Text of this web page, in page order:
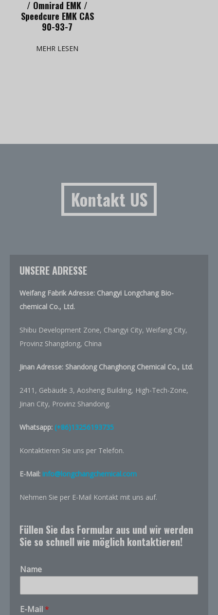
/ Omnirad EMK /
Speedcure EMK CAS
90-93-7
MEHR LESEN
Kontakt US
UNSERE ADRESSE
Weifang Fabrik Adresse: Changyi Longchang Bio-
chemical Co., Ltd.
Shibu Development Zone, Changyi City, Weifang City,
Provinz Shangdong, China
Jinan Adresse: Shandong Changhong Chemical Co., Ltd.
2411, Gebäude 3, Aosheng Building, High-Tech-Zone,
Jinan City, Provinz Shandong.
Whatsapp: (+86)13256193735
Kontaktieren Sie uns per Telefon.
E-Mail: info@longchangchemical.com
Nehmen Sie per E-Mail Kontakt mit uns auf.
Füllen Sie das Formular aus und wir werden
Sie so schnell wie möglich kontaktieren!
Name
E-Mail *